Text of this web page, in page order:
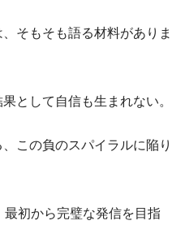
そもそも語る材料がありま
として自信も生まれない。
この負のスパイラルに陥り
初から完璧な発信を目指